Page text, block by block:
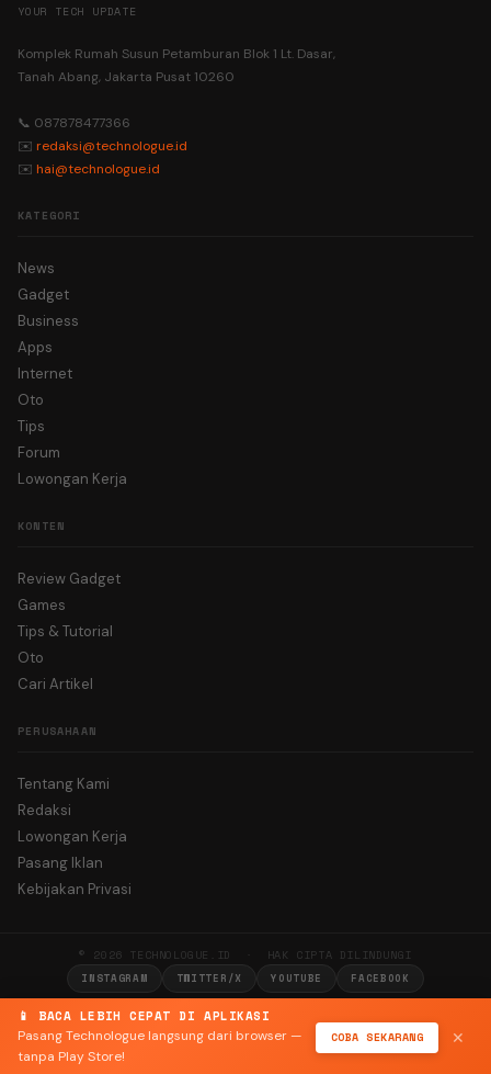
📱 BACA LEBIH CEPAT DI APLIKASI
Pasang Technologue langsung dari browser —
tanpa Play Store!
COBA SEKARANG ✕
YOUR TECH UPDATE
Komplek Rumah Susun Petamburan Blok 1 Lt. Dasar,
Tanah Abang, Jakarta Pusat 10260
📞 087878477366
✉️ redaksi@technologue.id
✉️ hai@technologue.id
KATEGORI
News
Gadget
Business
Apps
Internet
Oto
Tips
Forum
Lowongan Kerja
KONTEN
Review Gadget
Games
Tips & Tutorial
Oto
Cari Artikel
PERUSAHAAN
Tentang Kami
Redaksi
Lowongan Kerja
Pasang Iklan
Kebijakan Privasi
© 2026 TECHNOLOGUE.ID · HAK CIPTA DILINDUNGI
INSTAGRAM TWITTER/X YOUTUBE FACEBOOK